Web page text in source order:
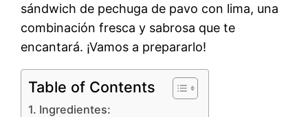
sándwich de pechuga de pavo con lima, una
combinación fresca y sabrosa que te
encantará. ¡Vamos a prepararlo!
Table of Contents
Ingredientes: